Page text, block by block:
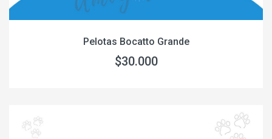
Pelotas Bocatto Grande
$30.000